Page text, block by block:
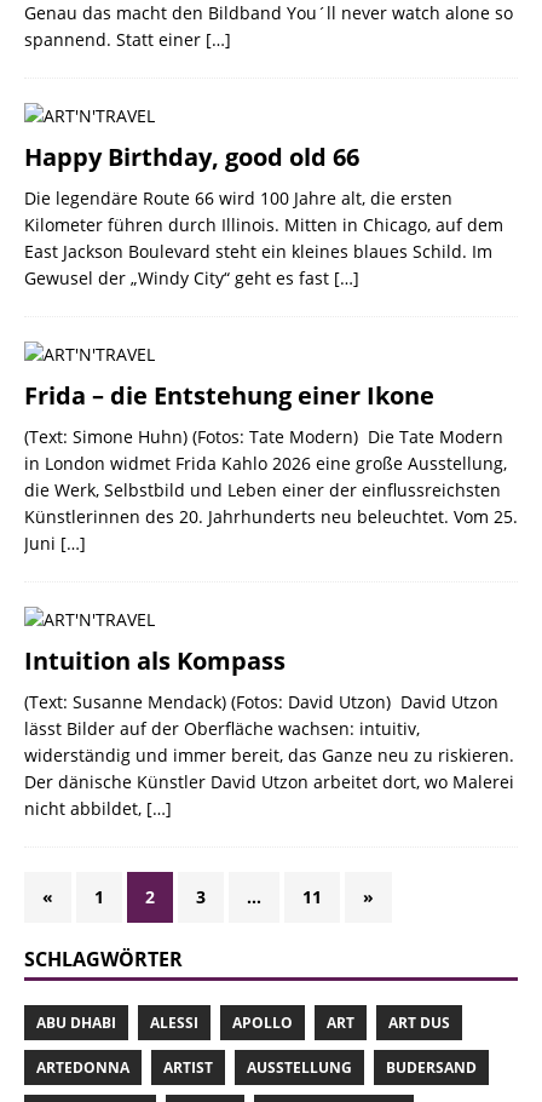
Genau das macht den Bildband You´ll never watch alone so
spannend. Statt einer […]
Happy Birthday, good old 66
Die legendäre Route 66 wird 100 Jahre alt, die ersten
Kilometer führen durch Illinois. Mitten in Chicago, auf dem
East Jackson Boulevard steht ein kleines blaues Schild. Im
Gewusel der „Windy City“ geht es fast […]
Frida – die Entstehung einer Ikone
(Text: Simone Huhn) (Fotos: Tate Modern) Die Tate Modern
in London widmet Frida Kahlo 2026 eine große Ausstellung,
die Werk, Selbstbild und Leben einer der einflussreichsten
Künstlerinnen des 20. Jahrhunderts neu beleuchtet. Vom 25.
Juni […]
Intuition als Kompass
(Text: Susanne Mendack) (Fotos: David Utzon) David Utzon
lässt Bilder auf der Oberfläche wachsen: intuitiv,
widerständig und immer bereit, das Ganze neu zu riskieren.
Der dänische Künstler David Utzon arbeitet dort, wo Malerei
nicht abbildet, […]
« 1 2 3 … 11 »
SCHLAGWÖRTER
ABU DHABI ALESSI APOLLO ART ART DUS
ARTEDONNA ARTIST AUSSTELLUNG BUDERSAND